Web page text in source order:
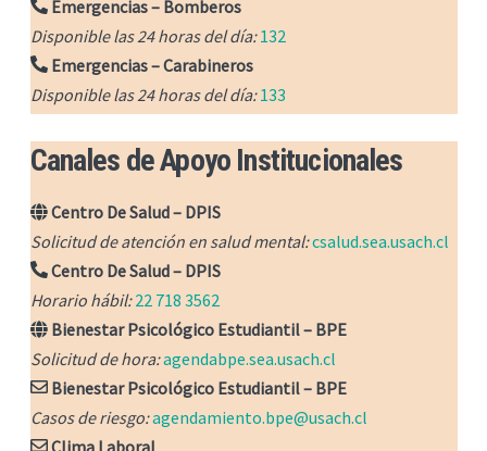
Emergencias – Bomberos
Disponible las 24 horas del día: 132
Emergencias – Carabineros
Disponible las 24 horas del día: 133
Canales de Apoyo Institucionales
Centro De Salud – DPIS
Solicitud de atención en salud mental:csalud.sea.usach.cl
Centro De Salud – DPIS
Horario hábil:22 718 3562
Bienestar Psicológico Estudiantil – BPE
Solicitud de hora:agendabpe.sea.usach.cl
Bienestar Psicológico Estudiantil – BPE
Casos de riesgo:agendamiento.bpe@usach.cl